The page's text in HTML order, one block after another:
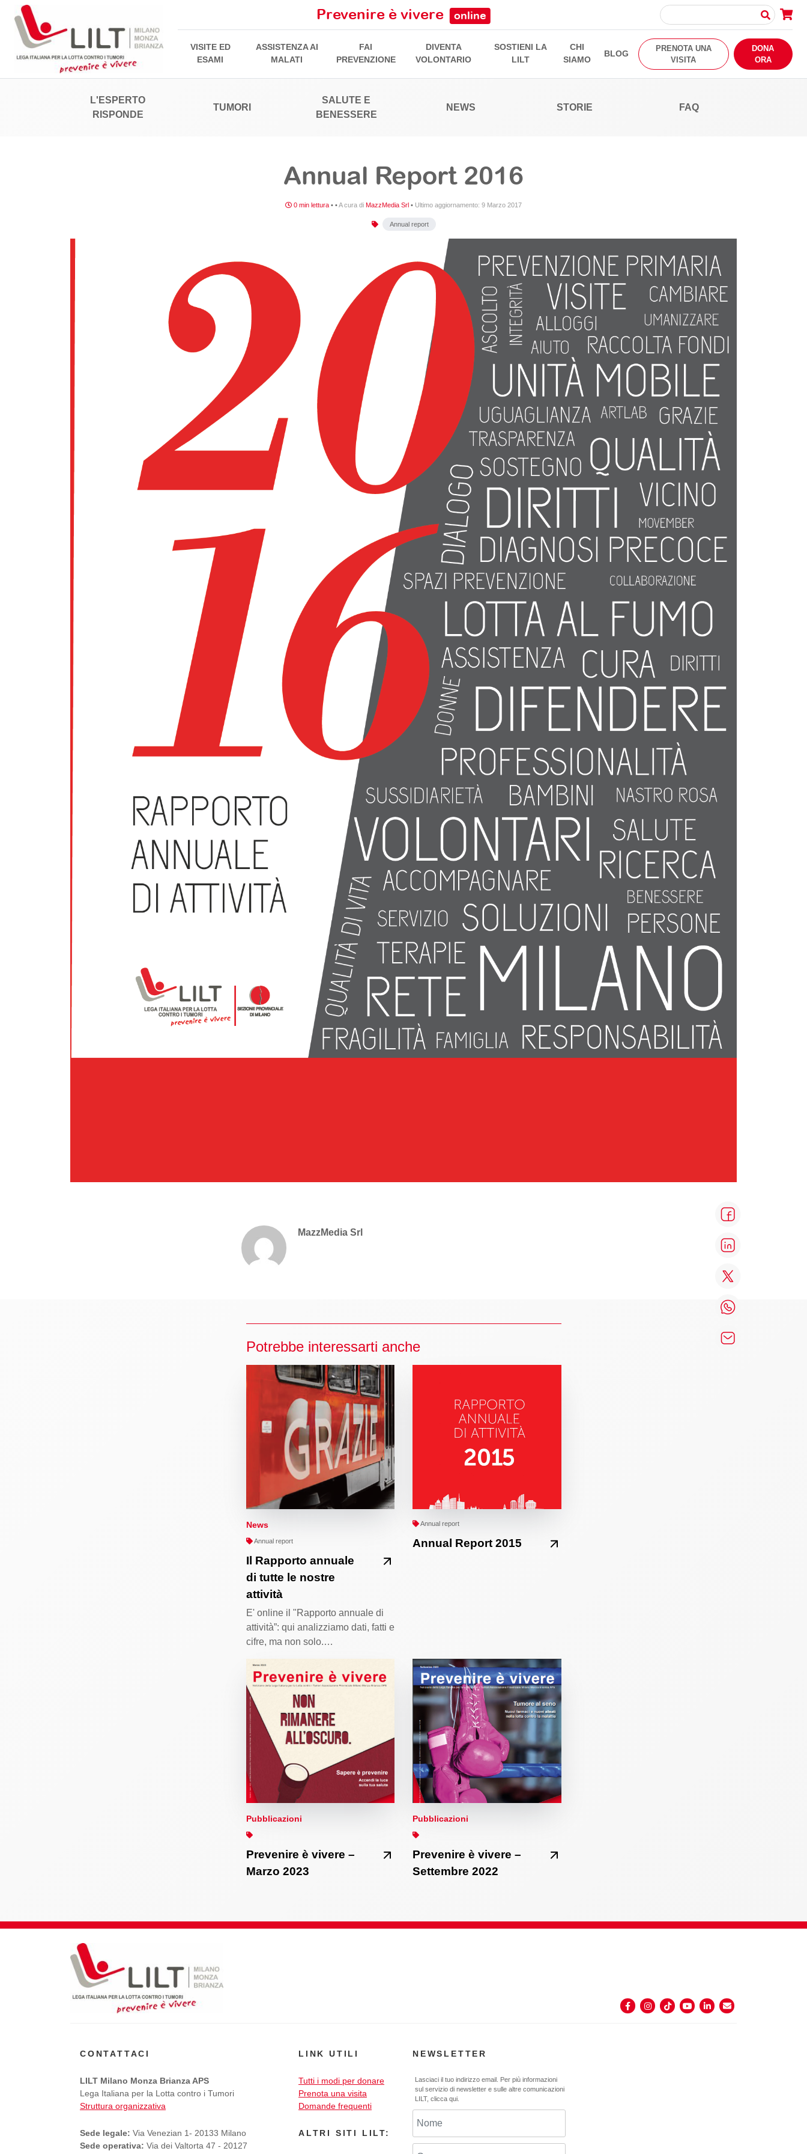
Prevenire è vivere online
VISITE ED
ESAMI
ASSISTENZA AI
MALATI
FAI
PREVENZIONE
DIVENTA
VOLONTARIO
SOSTIENI LA
LILT
CHI
SIAMO
BLOG
PRENOTA UNA
VISITA
DONA
ORA
L'ESPERTO
RISPONDE
TUMORI
SALUTE E
BENESSERE
NEWS STORIE FAQ
Annual Report 2016
0 min lettura • •A cura di MazzMedia Srl • Ultimo aggiornamento: 9 Marzo 2017
Annual report
MazzMedia Srl
Potrebbe interessarti anche
News
Annual report
Il Rapporto annuale
di tutte le nostre
attività
E' online il "Rapporto annuale di
attività”: qui analizziamo dati, fatti e
cifre, ma non solo.…
Annual report
Annual Report 2015
Pubblicazioni
Prevenire è vivere –
Marzo 2023
Pubblicazioni
Prevenire è vivere –
Settembre 2022
CONTATTACI
LILT Milano Monza Brianza APS
Lega Italiana per la Lotta contro i Tumori
Struttura organizzativa
Sede legale: Via Venezian 1- 20133 Milano
Sede operativa: Via dei Valtorta 47 - 20127
LINK UTILI
Tutti i modi per donare
Prenota una visita
Domande frequenti
ALTRI SITI LILT:
NEWSLETTER
Lasciaci il tuo indirizzo email. Per più informazioni
sul servizio di newsletter e sulle altre comunicazioni
LILT, clicca qui